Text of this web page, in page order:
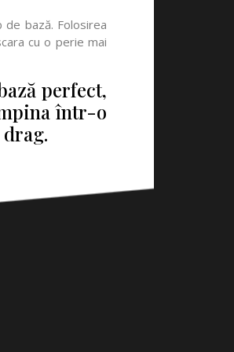
bază. Folosirea
cu o perie mai
perfect,
într-o